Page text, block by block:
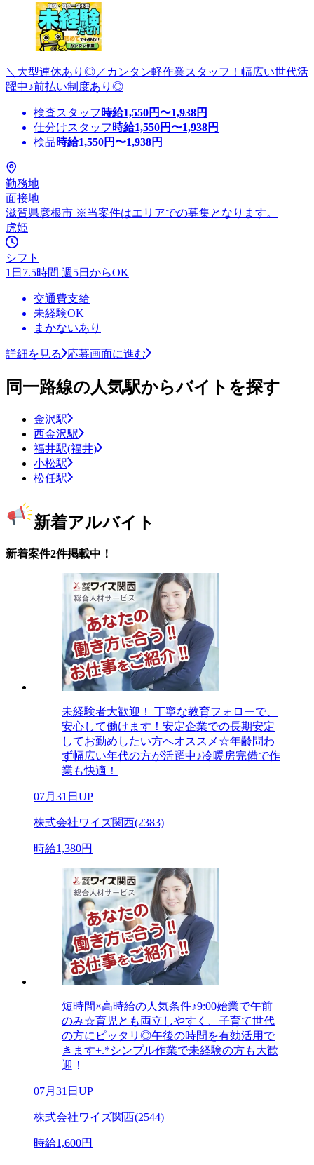
＼大型連休あり◎／カンタン軽作業スタッフ！幅広い世代活
躍中♪前払い制度あり◎
検査スタッフ 時給1,550円〜1,938円
仕分けスタッフ 時給1,550円〜1,938円
検品時給1,550円〜1,938円
勤務地
面接地
滋賀県彦根市 ※当案件はエリアでの募集となります。
虎姫
シフト
1日7.5時間 週5日からOK
交通費支給
未経験OK
まかないあり
詳細を見る 応募画面に進む
同一路線の人気駅からバイトを探す
金沢駅
西金沢駅
福井駅(福井)
小松駅
松任駅
新着アルバイト
新着案件2件掲載中！
未経験者大歓迎！ 丁寧な教育フォローで、
安心して働けます！安定企業での長期安定
してお勤めしたい方へオススメ☆年齢問わ
ず幅広い年代の方が活躍中♪冷暖房完備で作
業も快適！
07月31日UP
株式会社ワイズ関西(2383)
時給1,380円
短時間×高時給の人気条件♪9:00始業で午前
のみ☆育児とも両立しやすく、子育て世代
の方にピッタリ◎午後の時間を有効活用で
きます+.*シンプル作業で未経験の方も大歓
迎！
07月31日UP
株式会社ワイズ関西(2544)
時給1,600円